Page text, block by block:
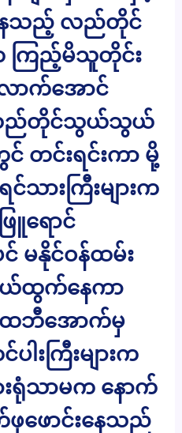
ေသည့် လည်တိုင်
ြည့်မိသူတိုင်း
ောက်အောင်
လည်တိုင်သွယ်သွယ်
တင်းရင်းကာ မို့
ားကြီးများက
ရောင်
င် မနိုင်ဝန်ထမ်း
ထွက်နေကာ
ထဘီအောက်မှ
ါးကြီးများက
ရုံသာမက နောက်
ဖောင်းနေသည်